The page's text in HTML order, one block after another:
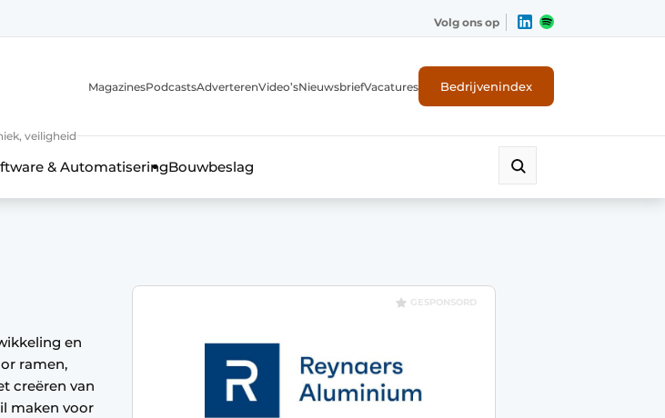
sluitwerk, dak- en geveltechniek, veiligheid
Volg ons op
veiligheid
MagazinesPodcastsAdverterenVideo’sNieuwsbriefVacatures Bedrijvenindex
& AutomatiseringBouwbeslag
en
ramen,
creëren van
maken voor
GESPONSORD